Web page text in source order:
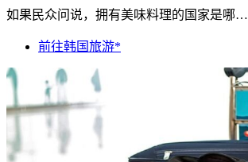
如果民众问说，拥有美味料理的国家是哪…
前往韩国旅游*